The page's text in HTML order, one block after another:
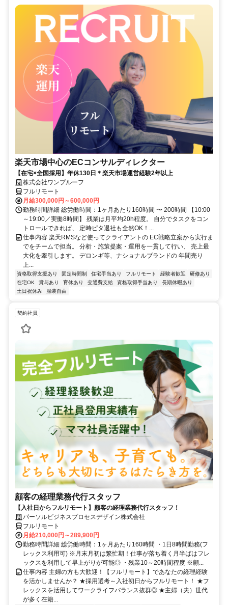
楽天市場中心のECコンサルディレクター
【在宅×全国採用】年休130日＊楽天市場運営経験2年以上
株式会社ワンプルーフ
フルリモート
月給300,000円～600,000円
勤務時間詳細 総労働時間：1ヶ月あたり160時間 〜 200時間 【10:00
～19:00／実働8時間】 残業は月平均20h程度。 自分でタスクをコン
トロールできれば、 定時ピタ退社も全然OK！...
仕事内容 楽天RMSなど使ってクライアントの EC戦略立案から実行ま
でをチームで担当。 分析・施策提案・運用を一貫して行い、 売上最
大化を牽引します。 デロンギ等、ナショナルブランドの 年間売り
上...
資格取得支援あり 固定時間制 住宅手当あり フルリモート 経験者歓迎
研修あり
在宅OK
賞与あり 育休あり 交通費支給 資格取得手当あり
長期休暇あり
土日祝休み
服装自由
契約社員
顧客の経理業務代行スタッフ
【入社日からフルリモート】顧客の経理業務代行スタッフ！
パーソルビジネスプロセスデザイン株式会社
フルリモート
月給210,000円～289,900円
勤務時間詳細 総労働時間：1ヶ月あたり160時間 ・1日8時間勤務(フ
レックス利用可) ※月末月初は繁忙期！仕事が落ち着く月半ばはフレ
ックスを利用して早上がりが可能◎ ・残業10～20時間程度 ※顧...
仕事内容 主婦の方も大歓迎！【フルリモート】であなたの経理経験
を活かしませんか？ ★採用選考～入社初日からフルリモート！ ★フ
レックスを活用してワークライフバランス抜群◎ ★主婦（夫）世代
が多く在籍...